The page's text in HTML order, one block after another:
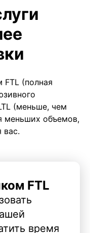
FTL (полная
(меньше, чем
меньших объемов,
вас.
FTL
время